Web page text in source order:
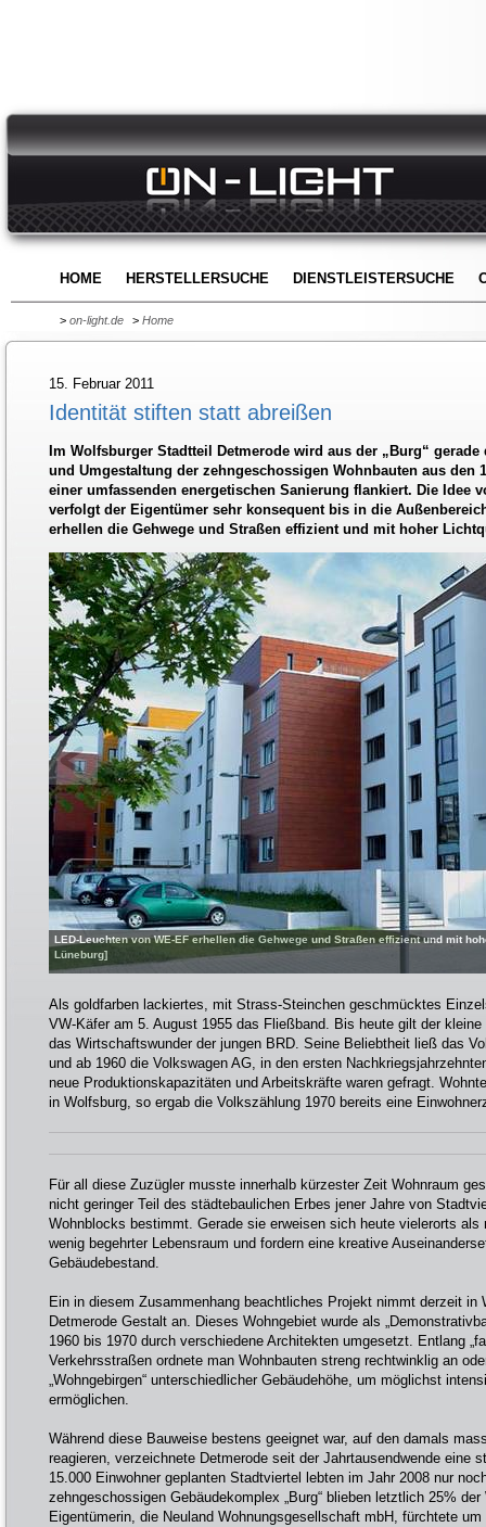
HOME HERSTELLERSUCHE DIENSTLEISTERSUCHE
> on-light.de > Home
15. Februar 2011
Identität stiften statt abreißen
Im Wolfsburger Stadtteil Detmerode wird aus der „Burg“ gerade
und Umgestaltung der zehngeschossigen Wohnbauten aus den
einer umfassenden energetischen Sanierung flankiert. Die Idee
verfolgt der Eigentümer sehr konsequent bis in die
erhellen die Gehwege und Straßen effizient und mit hoher
LED-Leuchten von WE-EF erhellen die Gehwege und Straßen effizient und mit
Lüneburg]
Als goldfarben lackiertes, mit Strass-Steinchen geschmücktes
VW-Käfer am 5. August 1955 das Fließband. Bis heute gilt der
das Wirtschaftswunder der jungen BRD. Seine Beliebtheit ließ das
und ab 1960 die Volkswagen AG, in den ersten
neue Produktionskapazitäten und Arbeitskräfte waren gefragt.
in Wolfsburg, so ergab die Volkszählung 1970 bereits eine
Für all diese Zuzügler musste innerhalb kürzester Zeit Wohnraum
nicht geringer Teil des städtebaulichen Erbes jener Jahre von
Wohnblocks bestimmt. Gerade sie erweisen sich heute vielerorts als
wenig begehrter Lebensraum und fordern eine kreative
Gebäudebestand.
Ein in diesem Zusammenhang beachtliches Projekt nimmt derzeit in
Detmerode Gestalt an. Dieses Wohngebiet wurde als
1960 bis 1970 durch verschiedene Architekten umgesetzt. Entlang
Verkehrsstraßen ordnete man Wohnbauten streng rechtwinklig an
„Wohngebirgen“ unterschiedlicher Gebäudehöhe, um möglichst
ermöglichen.
Während diese Bauweise bestens geeignet war, auf den damals
reagieren, verzeichnete Detmerode seit der Jahrtausendwende eine
15.000 Einwohner geplanten Stadtviertel lebten im Jahr 2008 nur
zehngeschossigen Gebäudekomplex „Burg“ blieben letztlich 25%
Eigentümerin, die Neuland Wohnungsgesellschaft mbH, fürchtete